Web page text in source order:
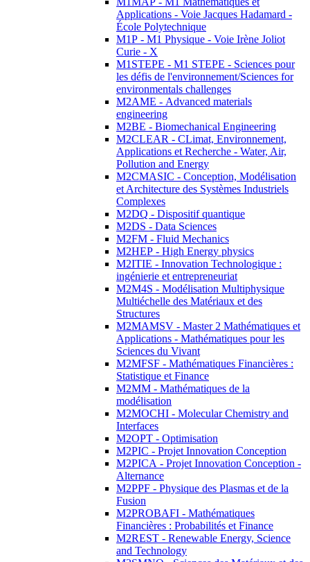
Applications - Voie Jacques Hadamard -
École Polytechnique
M1P - M1 Physique - Voie Irène Joliot
Curie - X
M1STEPE - M1 STEPE - Sciences pour
les défis de l'environnement/Sciences for
environmentals challenges
M2AME - Advanced materials
engineering
M2BE - Biomechanical Engineering
M2CLEAR - CLimat, Environnement,
Applications et Recherche - Water, Air,
Pollution and Energy
M2CMASIC - Conception, Modélisation
et Architecture des Systèmes Industriels
Complexes
M2DQ - Dispositif quantique
M2DS - Data Sciences
M2FM - Fluid Mechanics
M2HEP - High Energy physics
M2ITIE - Innovation Technologique :
ingénierie et entrepreneuriat
M2M4S - Modélisation Multiphysique
Multiéchelle des Matériaux et des
Structures
M2MAMSV - Master 2 Mathématiques et
Applications - Mathématiques pour les
Sciences du Vivant
M2MFSF - Mathématiques Financières :
Statistique et Finance
M2MM - Mathématiques de la
modélisation
M2MOCHI - Molecular Chemistry and
Interfaces
M2OPT - Optimisation
M2PIC - Projet Innovation Conception
M2PICA - Projet Innovation Conception -
Alternance
M2PPF - Physique des Plasmas et de la
Fusion
M2PROBAFI - Mathématiques
Financières : Probabilités et Finance
M2REST - Renewable Energy, Science
and Technology